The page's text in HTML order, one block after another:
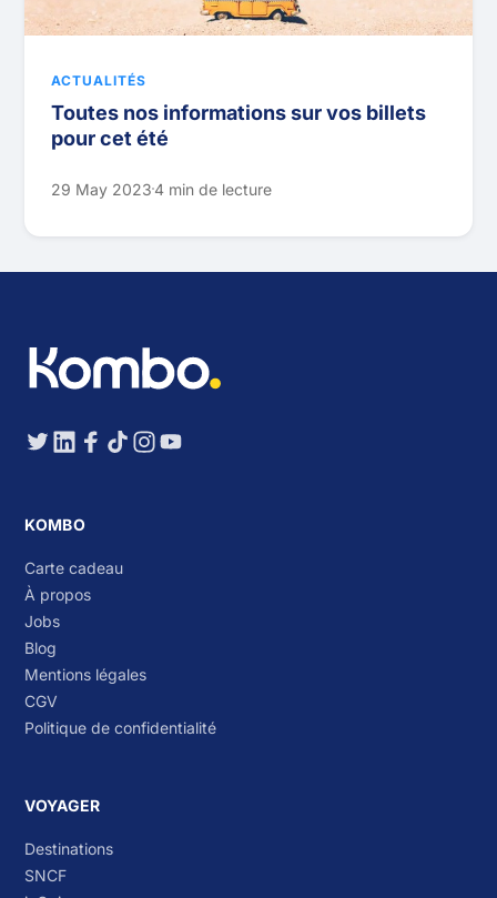
ACTUALITÉS
Toutes nos informations sur vos billets
pour cet été
29 May 20234 min de lecture
KOMBO
Carte cadeau
À propos
Jobs
Blog
Mentions légales
CGV
Politique de confidentialité
VOYAGER
Destinations
SNCF